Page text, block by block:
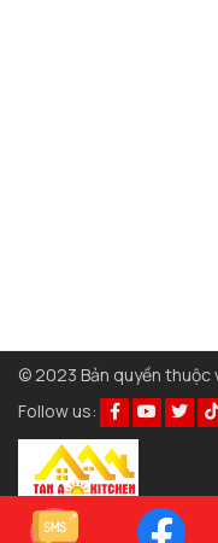
© 2023 Bản quyền thuộc
Follow us: